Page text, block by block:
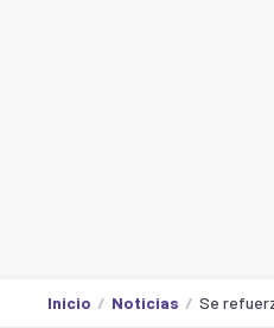
Inicio Noticias Se